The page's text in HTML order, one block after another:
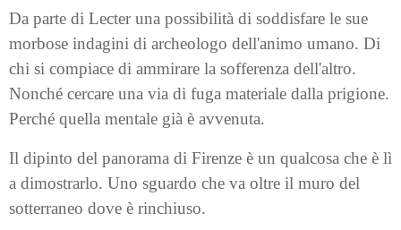
Da parte di Lecter una possibilità di soddisfare le sue
morbose indagini di archeologo dell'animo umano. Di
chi si compiace di ammirare la sofferenza dell'altro.
Nonché cercare una via di fuga materiale dalla prigione.
Perché quella mentale già è avvenuta.
Il dipinto del panorama di Firenze è un qualcosa che è lì
a dimostrarlo. Uno sguardo che va oltre il muro del
sotterraneo dove è rinchiuso.